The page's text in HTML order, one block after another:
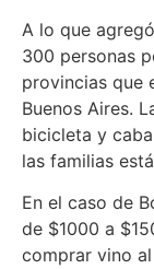
A lo que
300 personas
provincias que
Buenos Aires.
bicicleta y
las familias
En el caso de
de $1000 a
comprar vino